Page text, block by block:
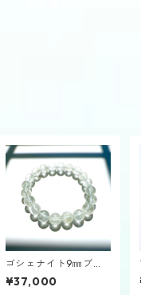
ゴシェナイト9㎜ブレ
スレット
¥37,000